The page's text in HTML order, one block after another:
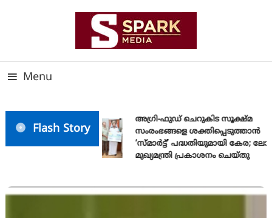
Menu
Flash Story
അഗ്രി-ഫുഡ് ചെറുകിട സൂക്ഷ്മ
സംരംഭങ്ങളെ ശക്തിപ്പെടുത്താന്‍
‘സ്മാര്‍ട്ട്’ പദ്ധതിയുമായി കേര;
മുഖ്യമന്ത്രി പ്രകാശനം ചെയ്തു